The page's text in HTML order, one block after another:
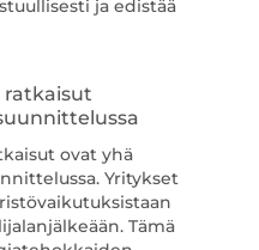
ja edistää
ratkaisut
ovat yhä
Yritykset
Tämä